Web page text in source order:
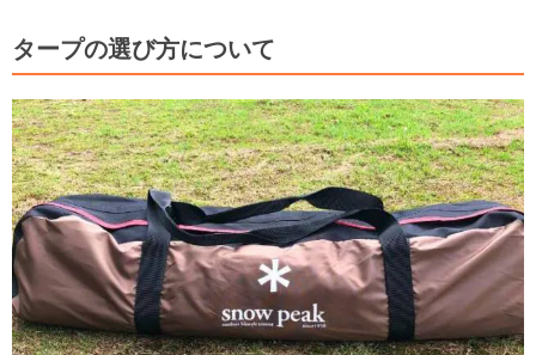
タープの選び方について